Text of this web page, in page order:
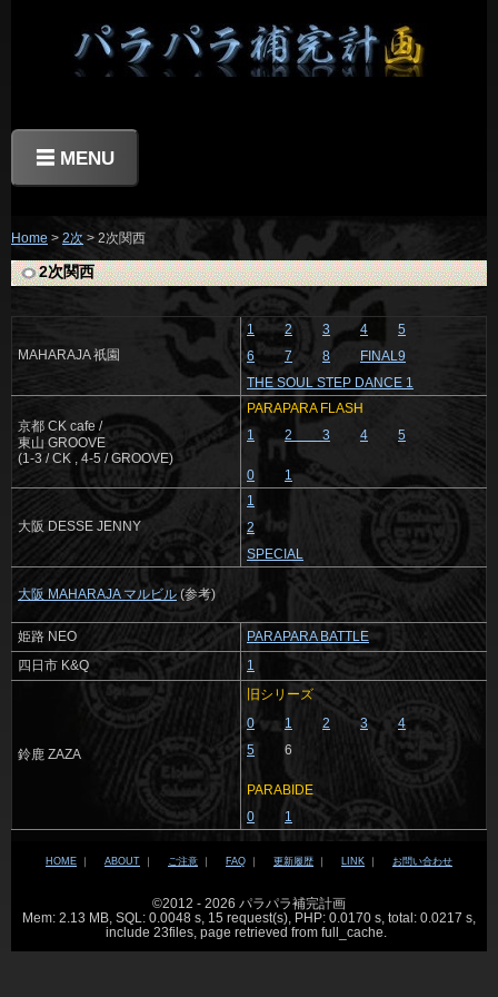
☰ MENU
Home > 2次 > 2次関西
2次関西
MAHARAJA 祇園
1 2 3 4
5
6
7 8
FINAL9
THE SOUL STEP DANCE 1
京都 CK cafe /
東山 GROOVE
(1-3 / CK , 4-5 / GROOVE)
PARAPARA FLASH
1
2 3 4 5
0 1
大阪 DESSE JENNY
1
2
SPECIAL
大阪 MAHARAJA マルビル(参考)
姫路 NEO PARAPARA BATTLE
四日市 K&Q 1
鈴鹿 ZAZA
旧シリーズ
0 1 2 3
4
5
6
PARABIDE
0
1
HOME ｜ ABOUT ｜ ご注意 ｜ FAQ ｜ 更新履歴 ｜ LINK ｜ お問い合わせ
©2012 - 2026 パラパラ補完計画
Mem: 2.13 MB, SQL: 0.0048 s, 15 request(s), PHP: 0.0170 s, total: 0.0217 s,
include 23files, page retrieved from full_cache.